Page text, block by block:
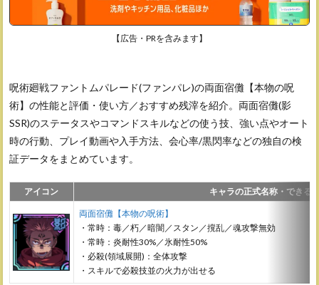
【広告・PRを含みます】
呪術廻戦ファントムパレード(ファンパレ)の両面宿儺【本物の呪
術】の性能と評価・使い方／おすすめ残滓を紹介。両面宿儺(影
SSR)のステータスやコマンドスキルなどの使う技、強い点やオート
時の行動、プレイ動画や入手方法、会心率/黒閃率などの独自の検
証データをまとめています。
アイコン キャラの正式名称・できる
両面宿儺【本物の呪術】
・常時：毒／朽／暗闇／スタン／撹乱／魂攻撃無効
・常時：炎耐性30%／氷耐性50%
・必殺(領域展開)：全体攻撃
・スキルで必殺技並の火力が出せる